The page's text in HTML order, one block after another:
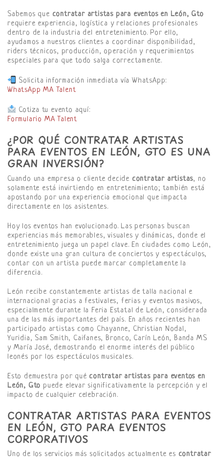
Sabemos que contratar artistas para eventos en León, Gto
requiere experiencia, logística y relaciones profesionales
dentro de la industria del entretenimiento. Por ello,
ayudamos a nuestros clientes a coordinar disponibilidad,
riders técnicos, producción, operación y requerimientos
especiales para que todo salga correctamente.
Solicita información inmediata vía WhatsApp:
WhatsApp MA Talent
Cotiza tu evento aquí:
Formulario MA Talent
¿POR QUÉ CONTRATAR ARTISTAS
PARA EVENTOS EN LEÓN, GTO ES UNA
GRAN INVERSIÓN?
Cuando una empresa o cliente decide contratar artistas, no
solamente está invirtiendo en entretenimiento; también está
apostando por una experiencia emocional que impacta
directamente en los asistentes.
Hoy los eventos han evolucionado. Las personas buscan
experiencias más memorables, visuales y dinámicas, donde el
entretenimiento juega un papel clave. En ciudades como León,
donde existe una gran cultura de conciertos y espectáculos,
contar con un artista puede marcar completamente la
diferencia.
León recibe constantemente artistas de talla nacional e
internacional gracias a festivales, ferias y eventos masivos,
especialmente durante la Feria Estatal de León, considerada
una de las más importantes del país. En años recientes han
participado artistas como Chayanne, Christian Nodal,
Yuridia, Sam Smith, Caifanes, Bronco, Carín León, Banda MS
y María José, demostrando el enorme interés del público
leonés por los espectáculos musicales.
Esto demuestra por qué contratar artistas para eventos en
León, Gto puede elevar significativamente la percepción y el
impacto de cualquier celebración.
CONTRATAR ARTISTAS PARA EVENTOS
EN LEÓN, GTO PARA EVENTOS
CORPORATIVOS
Uno de los servicios más solicitados actualmente es contratar